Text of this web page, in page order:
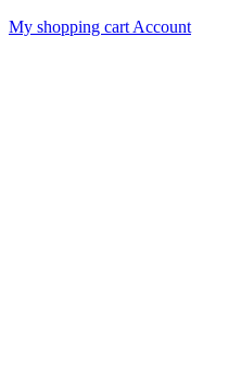
My shopping cart Account